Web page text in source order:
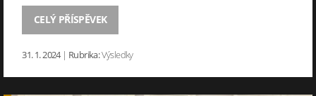
CELÝ PŘÍSPĚVEK
31. 1. 2024 | Rubrika:Výsledky